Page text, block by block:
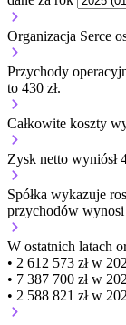
Organizacja Serce
Przychody
to 430 zł.
Całkowite koszty
Zysk netto wyniósł
Spółka wykazuje
przychodów wynosi
W ostatnich latach
• 2 612 573 zł w
• 7 387 700 zł w
• 2 588 821 zł w